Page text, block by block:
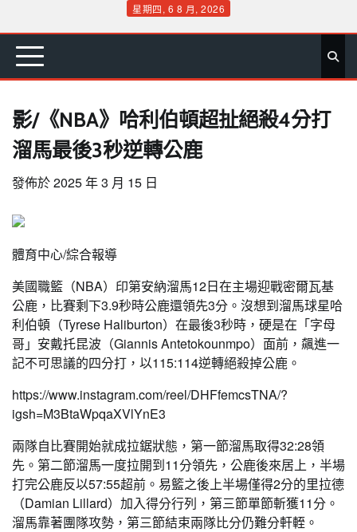
content
星期四, 6 8 月, 2026
首 要 娛 生 社 文 公 運 旅 政 地 專
影/《NBA》哈利伯頓超扯絕殺4分打
溜馬最後3秒逆轉公鹿
發佈於2025 年 3 月 15 日
體育中心/綜合報導
美國職籃（NBA）印第安納溜馬12日在主場迎戰密爾瓦基
公鹿，比賽剩下3.9秒時公鹿還領先3分。沒想到溜馬球星哈
利伯頓（Tyrese Haliburton）在最後3秒時，硬是在「字母
哥」安戴托昆波（Giannis Antetokounmpo）面前，飆進一
記不可思議的四分打，以115:114逆轉絕殺掉公鹿。
https://www.instagram.com/reel/DHFfemcsTNA/?
igsh=M3BtaWpqaXVlYnE3
兩隊自比賽開始就成拉鋸狀態，第一節溜馬取得32:28領
先。第二節溜馬一度拉開到11分領先，公鹿後來居上，半場
打完公鹿反以57:55超前。易籃之後上半場僅得2分的里拉德
（Damian Lillard）加入得分行列，第三節單節斬獲11分。
溜馬靠著團隊攻勢，第三節結束兩隊比分仍難分軒輊。